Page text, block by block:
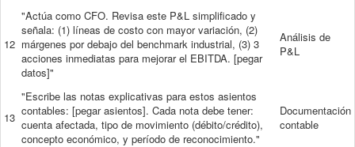
12
"Actúa como CFO. Revisa este P&L simplificado y
señala: (1) líneas de costo con mayor variación, (2)
márgenes por debajo del benchmark industrial, (3) 3
acciones inmediatas para mejorar el EBITDA. [pegar
datos]"
Análisis de
P&L
13
"Escribe las notas explicativas para estos asientos
contables: [pegar asientos]. Cada nota debe tener:
cuenta afectada, tipo de movimiento (débito/crédito),
concepto económico, y período de reconocimiento."
Documentación
contable